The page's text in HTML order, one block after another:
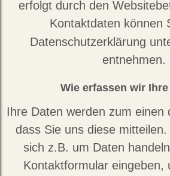
erfolgt durch den
Kontaktdaten können
Datenschutzerklärung
entnehmen.
Wie erfassen wir
Ihre Daten werden zum einen
dass Sie uns diese
sich z.B. um Daten
Kontaktformular eingeben,